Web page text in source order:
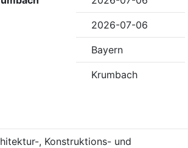
2026-07-06
Bayern
Krumbach
, Konstruktions- und